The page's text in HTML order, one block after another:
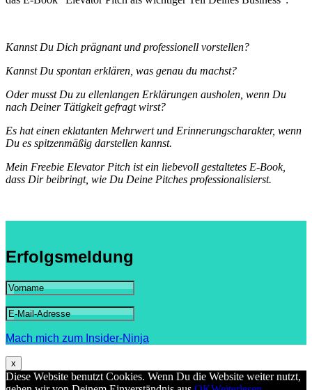
Kannst Du Dich prägnant und professionell vorstellen?
Kannst Du spontan erklären, was genau du machst?
Oder musst Du zu ellenlangen Erklärungen ausholen, wenn Du
nach Deiner Tätigkeit gefragt wirst?
Es hat einen eklatanten Mehrwert und Erinnerungscharakter, wenn
Du es spitzenmäßig darstellen kannst.
Mein Freebie Elevator Pitch ist ein liebevoll gestaltetes E-Book,
dass Dir beibringt, wie Du Deine Pitches professionalisierst.
Erfolgsmeldung
Mach mich zum Insider-Ninja
x
Diese Website benutzt Cookies. Wenn Du die Website weiter nutzt,